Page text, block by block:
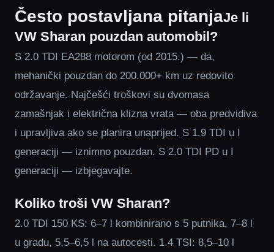
Često postavljana pitanjaJe li
VW Sharan pouzdan automobil?
S 2.0 TDI EA288 motorom (od 2015.) — da,
mehanički pouzdan do 200.000+ km uz redovito
održavanje. Najčešći troškovi su dvomasa
zamašnjak i električna klizna vrata — oba predvidiva
i upravljiva ako se planira unaprijed. S 1.9 TDI u I
generaciji — iznimno pouzdan. S 2.0 TDI PD u I
generaciji — izbjegavajte.
Koliko troši VW Sharan?
2.0 TDI 150 KS: 6–7 l kombinirano s 5 putnika, 7–8 l
u gradu, 5,5–6,5 l na autocesti. 1.4 TSI: 8,5–10 l